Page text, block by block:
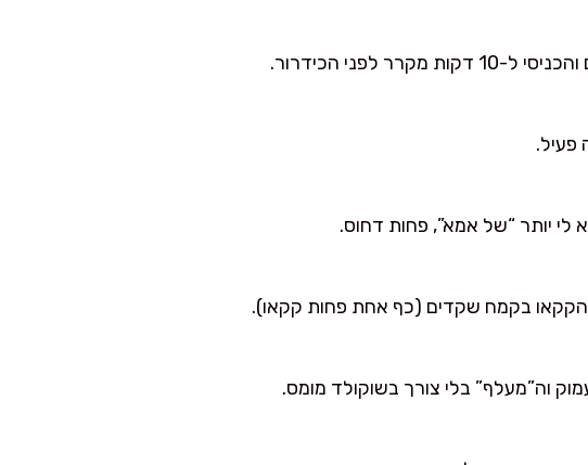
הכידרור.
לי יותר “של אמא”, פחות דחוס.
מהקקאו בקמח שקדים (כף אחת פחות קקאו).